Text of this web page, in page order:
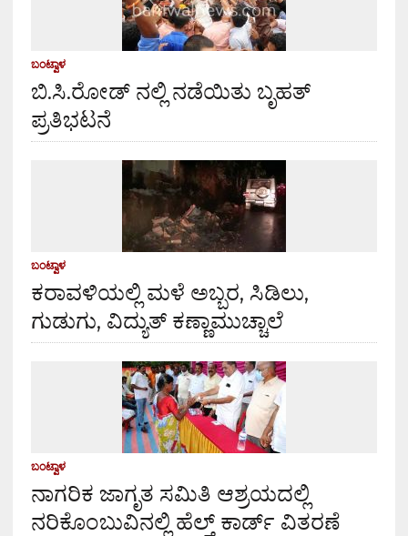
ಬಂಟ್ವಾಳ
ಬಿ.ಸಿ.ರೋಡ್ ನಲ್ಲಿ ನಡೆಯಿತು ಬೃಹತ್
ಪ್ರತಿಭಟನೆ
ಬಂಟ್ವಾಳ
ಕರಾವಳಿಯಲ್ಲಿ ಮಳೆ ಅಬ್ಬರ, ಸಿಡಿಲು,
ಗುಡುಗು, ವಿದ್ಯುತ್ ಕಣ್ಣಾಮುಚ್ಚಾಲೆ
ಬಂಟ್ವಾಳ
ನಾಗರಿಕ ಜಾಗೃತ ಸಮಿತಿ ಆಶ್ರಯದಲ್ಲಿ
ನರಿಕೊಂಬುವಿನಲ್ಲಿ ಹೆಲ್ತ್ ಕಾರ್ಡ್ ವಿತರಣೆ